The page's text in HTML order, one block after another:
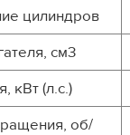
цилиндров
см3
кВт (л.с.)
об/